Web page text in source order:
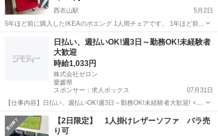
西衣山駅
5月2日
5年ほど前に購入したIKEAのポエング 1人用チェアです。 1年ほど前に
組み立てて使用歴は1年未満です。 自作でカバーを掛けて使用してた
為、キズ汚れ等はありません。 近々処分しようかと思います。 必要な
方はお早めに 【購...
松山市 西衣山駅 ポエング
日払い、週払いOK!週3日～勤務OK!未経験者
大歓迎
時給1,033円
株式会社ゼロン
愛媛県
スポンサー：求人ボックス
07月31日
【仕事内容】日払い、週払いOK!週3日～勤務OK!未経験者大歓迎! <給
与> 時給1033円 <勤務地> 愛媛県 東温市 <最寄駅>梅本駅 スグ働きた
い!めんどくさいのイヤ!/ < そこのアナタ必見です(」 ロ )」!! > 履歴...
アルバイト・パート
【2日限定】 1人掛けレザーソファ バラ売
り可